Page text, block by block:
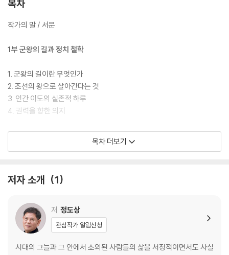
고 나라를 바로세운 것처럼 ‘광화’를 꿈꿨던 세종의 시대정신이 널리 퍼지
목차
작가의 말 / 서문
1부 군왕의 길과 정치 철학
1. 군왕의 길이란 무엇인가
2. 조선의 왕으로 살아간다는 것
3. 인간 이도의 실존적 하루
4. 권력을 향한 의지
2부 국가를 경영하는 정치의 기술
7. 경제가 살아야 나라가 산다
3부 오직 백성을 사랑하는 마음으로
9. 한글 창제의 목적
목차 더보기
저자 소개 1
저 정도상
관심작가 알림신청
시대의 그늘과 그 안에서 소외된 사람들의 삶을 서정적이면서도 사실